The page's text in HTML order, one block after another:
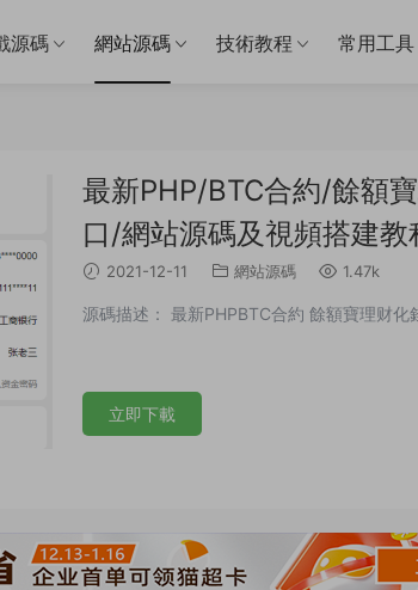
源碼 網站源碼 技術教程 常用工具
最新PHP/BTC合約/餘額
口/網站源碼及視頻搭建教
2021-12-11 網站源碼 1.47k
源碼描述： 最新PHPBTC合約 餘額寶理财
立即下載